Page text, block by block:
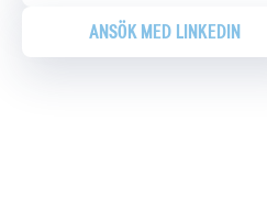
ANSÖK MED LINKEDIN